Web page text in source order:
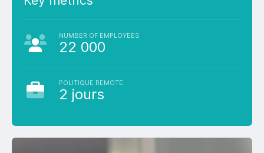
NUMBER OF EMPLOYEES
22 000
POLITIQUE REMOTE
2 jours